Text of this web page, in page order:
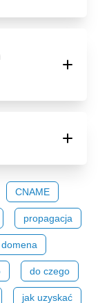
CNAME
propagacja
domena
do czego
jak uzyskać